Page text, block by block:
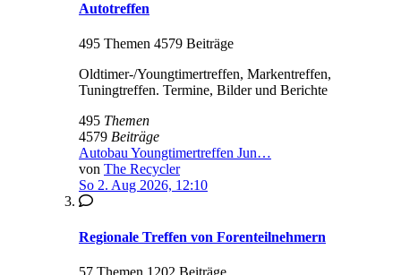
Autotreffen
495 Themen 4579 Beiträge
Oldtimer-/Youngtimertreffen, Markentreffen,
Tuningtreffen. Termine, Bilder und Berichte
495 Themen
4579 Beiträge
Autobau Youngtimertreffen Jun…
von The Recycler
So 2. Aug 2026, 12:10
Regionale Treffen von Forenteilnehmern
57 Themen 1202 Beiträge